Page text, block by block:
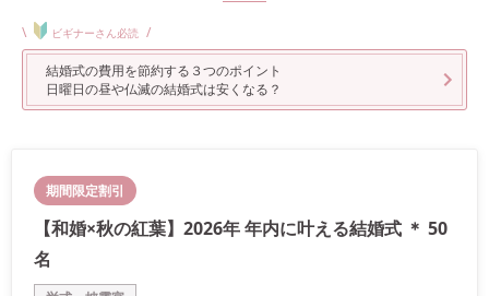
\ ビギナーさん必読 /
結婚式の費用を節約する３つのポイント
日曜日の昼や仏滅の結婚式は安くなる？
期間限定割引
【和婚×秋の紅葉】2026年 年内に叶える結婚式 ＊ 50
名